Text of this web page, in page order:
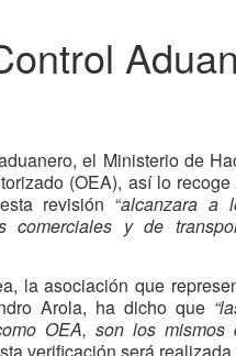
el Ministerio de
(OEA), así lo
revisión “alcanzara a
comerciales y de
la asociación que
Arola, ha dicho que
OEA, son los
verificación será